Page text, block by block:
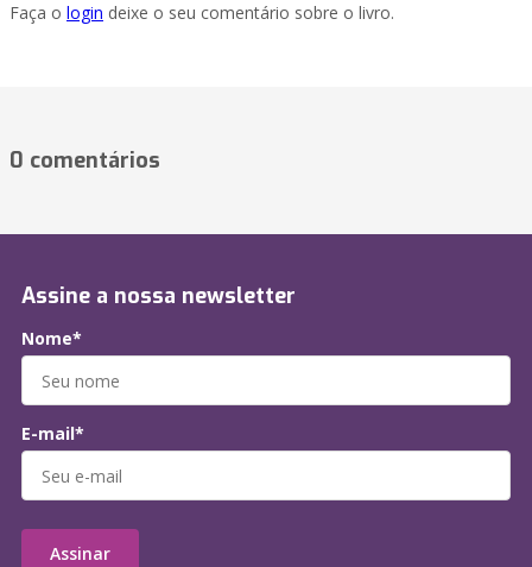
Faça o login deixe o seu comentário sobre o livro.
0 comentários
Assine a nossa newsletter
Nome*
E-mail*
Assinar